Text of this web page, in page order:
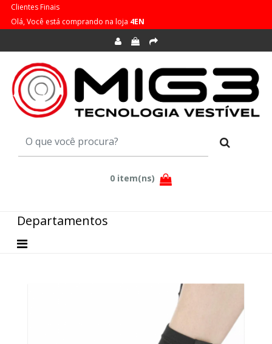
Clientes Finais
Olá, Você está comprando na loja 4EN
Departamentos